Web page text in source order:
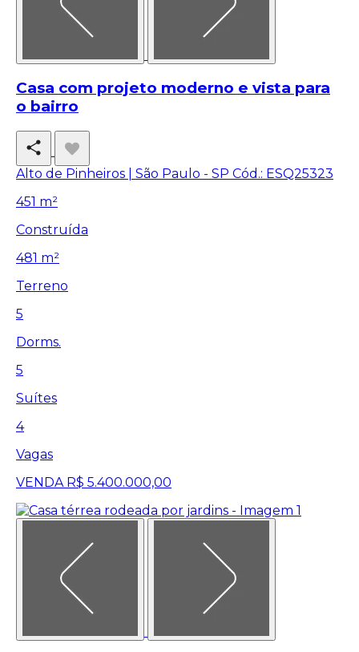
Casa com projeto moderno e vista para
o bairro
Alto de Pinheiros | São Paulo - SP Cód.: ESQ25323
451 m²
Construída
481 m²
Terreno
5
Dorms.
5
Suítes
4
Vagas
VENDA R$ 5.400.000,00